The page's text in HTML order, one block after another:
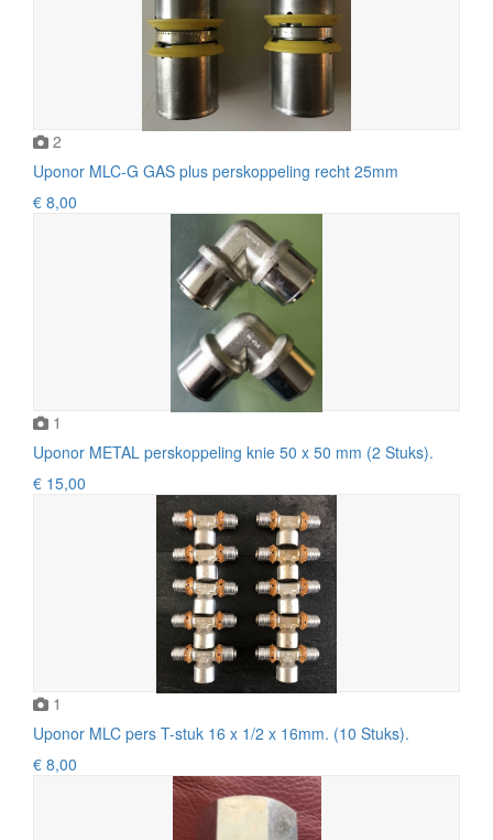
2
Uponor MLC-G GAS plus perskoppeling recht 25mm
€ 8,00
1
Uponor METAL perskoppeling knie 50 x 50 mm (2 Stuks).
€ 15,00
1
Uponor MLC pers T-stuk 16 x 1/2 x 16mm. (10 Stuks).
€ 8,00